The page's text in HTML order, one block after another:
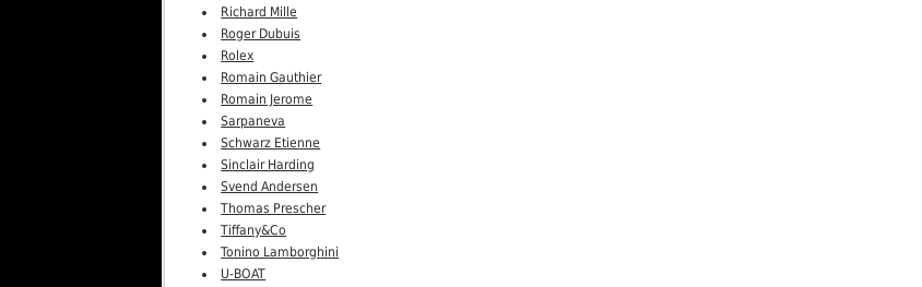
Richard Mille
Roger Dubuis
Rolex
Romain Gauthier
Romain Jerome
Sarpaneva
Schwarz Etienne
Sinclair Harding
Svend Andersen
Thomas Prescher
Tiffany&Co
Tonino Lamborghini
U-BOAT